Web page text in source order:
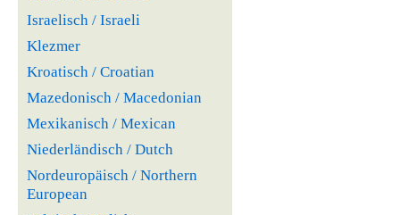
Israelisch / Israeli
Klezmer
Kroatisch / Croatian
Mazedonisch / Macedonian
Mexikanisch / Mexican
Niederländisch / Dutch
Nordeuropäisch / Northern
European